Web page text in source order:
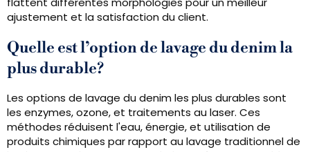
ajustement et la satisfaction du client.
Quelle est l’option de lavage du denim la
plus durable?
Les options de lavage du denim les plus durables sont
les enzymes, ozone, et traitements au laser. Ces
méthodes réduisent l'eau, énergie, et utilisation de
produits chimiques par rapport au lavage traditionnel de